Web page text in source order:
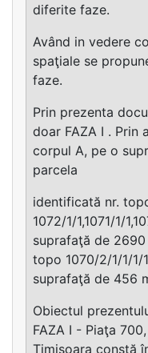
diferite faze.
Având in vedere
spaţiale se
faze.
Prin prezenta
doar FAZA I . Prin
corpul A, pe o
parcela
identificată nr.
1072/1/1,1071/1/
suprafaţă de 2690
topo 1070/2/1/1/1/
suprafaţă de 456
Obiectul
FAZA I - Piaţa
Timişoara constă